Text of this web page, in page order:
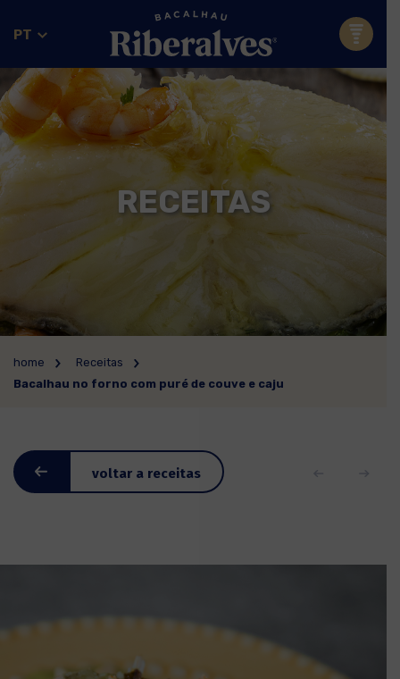
PT
RECEITAS
home
Receitas
Bacalhau no forno com puré de couve e caju
voltar a receitas